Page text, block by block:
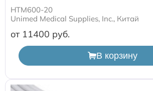
HTM600-20
Unimed Medical Supplies, Inc., Китай
от 11400
В корзину